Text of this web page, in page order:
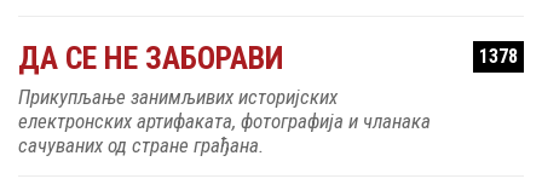
ДА СЕ НЕ ЗАБОРАВИ 1378
Прикупљање занимљивих историјских
електронских артифаката, фотографија и чланака
сачуваних од стране грађана.